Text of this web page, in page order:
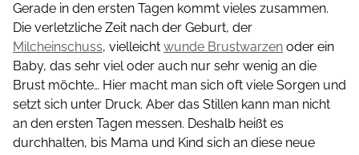
Gerade in den ersten Tagen kommt vieles zusammen.
Die verletzliche Zeit nach der Geburt, der
Milcheinschuss, vielleicht wunde Brustwarzen oder ein
Baby, das sehr viel oder auch nur sehr wenig an die
Brust möchte… Hier macht man sich oft viele Sorgen und
setzt sich unter Druck. Aber das Stillen kann man nicht
an den ersten Tagen messen. Deshalb heißt es
durchhalten, bis Mama und Kind sich an diese neue